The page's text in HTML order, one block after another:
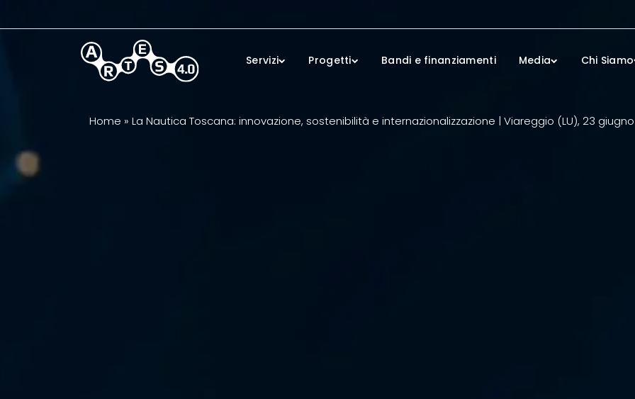
Servizi Progetti Bandi e finanziamenti Media Chi Siamo
Home » La Nautica Toscana: innovazione, sostenibilità e internazionalizzazione | Viareggio (LU), 23 giugno